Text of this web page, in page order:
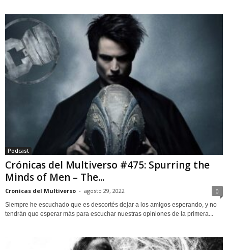
Podcast
Crónicas del Multiverso #475: Spurring the
Minds of Men – The...
Cronicas del Multiverso - agosto 29, 2022 0
Siempre he escuchado que es descortés dejar a los amigos esperando, y no
tendrán que esperar más para escuchar nuestras opiniones de la primera...